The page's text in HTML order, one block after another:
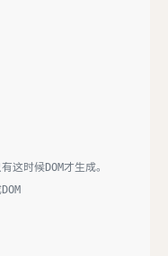
时候DOM才生成。